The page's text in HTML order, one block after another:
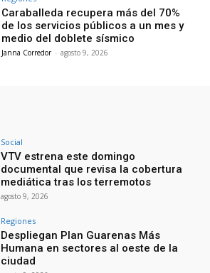
Caraballeda recupera más del 70%
de los servicios públicos a un mes y
medio del doblete sísmico
Janna Corredor - agosto 9, 2026
Social
VTV estrena este domingo
documental que revisa la cobertura
mediática tras los terremotos
agosto 9, 2026
Regiones
Despliegan Plan Guarenas Más
Humana en sectores al oeste de la
ciudad